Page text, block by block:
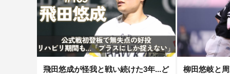
飛田悠成が怪我と戦い続けた3年...ど
柳田悠岐と